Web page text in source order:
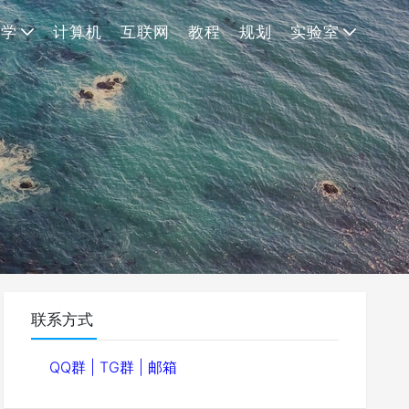
计算机 互联网 教程 规划 实验室
联系方式
QQ群 |TG群 邮箱